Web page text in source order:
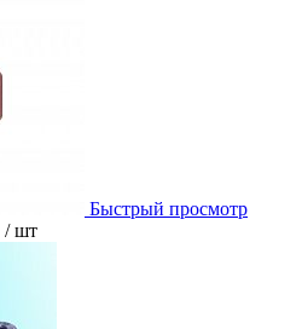
Быстрый просмотр
/ шт